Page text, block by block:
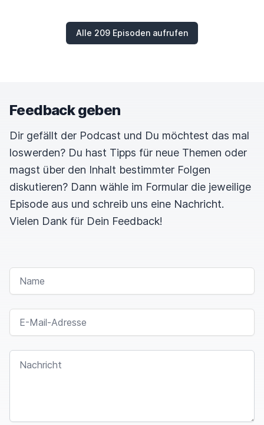
Alle 209 Episoden aufrufen
Feedback geben
Dir gefällt der Podcast und Du möchtest das mal
loswerden? Du hast Tipps für neue Themen oder
magst über den Inhalt bestimmter Folgen
diskutieren? Dann wähle im Formular die jeweilige
Episode aus und schreib uns eine Nachricht.
Vielen Dank für Dein Feedback!
NAME
E-MAIL-ADRESSE
NACHRICHT